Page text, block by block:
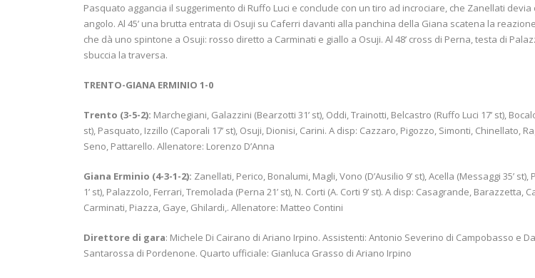
Pasquato aggancia il suggerimento di Ruffo Luci e conclude con un tiro ad incrociare, che Zanellati devia
angolo. Al 45’ una brutta entrata di Osuji su Caferri davanti alla panchina della Giana scatena la
che dà uno spintone a Osuji: rosso diretto a Carminati e giallo a Osuji. Al 48’ cross di Perna, testa di
sbuccia la traversa.
TRENTO-GIANA ERMINIO 1-0
Trento (3-5-2): Marchegiani, Galazzini (Bearzotti 31’ st), Oddi, Trainotti, Belcastro (Ruffo Luci 17’ st),
st), Pasquato, Izzillo (Caporali 17’ st), Osuji, Dionisi, Carini. A disp: Cazzaro, Pigozzo, Simonti, Chinellato,
Seno, Pattarello. Allenatore: Lorenzo D’Anna
Giana Erminio (4-3-1-2): Zanellati, Perico, Bonalumi, Magli, Vono (D’Ausilio 9’ st), Acella (Messaggi 35’
1’ st), Palazzolo, Ferrari, Tremolada (Perna 21’ st), N. Corti (A. Corti 9’ st). A disp: Casagrande, Barazzetta,
Carminati, Piazza, Gaye, Ghilardi,. Allenatore: Matteo Contini
Direttore di gara: Michele Di Cairano di Ariano Irpino. Assistenti: Antonio Severino di Campobasso e
Santarossa di Pordenone. Quarto ufficiale: Gianluca Grasso di Ariano Irpino